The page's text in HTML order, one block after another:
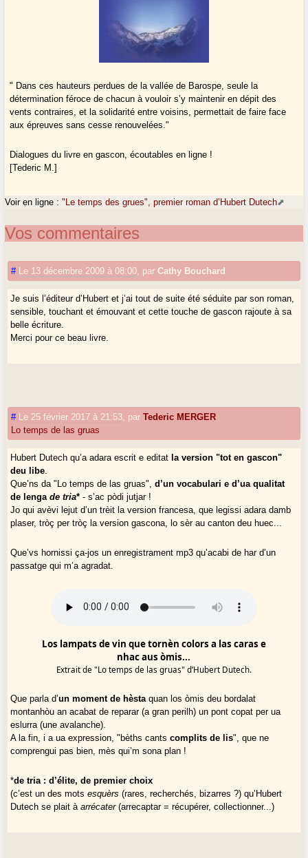
" Dans ces hauteurs perdues de la vallée de Barospe, seule la
détermination féroce de chacun à vouloir s’y maintenir en dépit des
vents contraires, et la solidarité entre voisins, permettait de faire face
aux épreuves sans cesse renouvelées."
Dialogues du livre en gascon, écoutables en ligne !
[Tederic M.]
Voir en ligne :"Le temps des grues", premier roman d’Hubert Dutech
Vos commentaires
# Le 13 décembre 2009 à 08:00 parCathy Bouchard
Je suis l’éditeur d’Hubert et j’ai tout de suite été séduite par son roman,
sensible, touchant et émouvant et cette touche de gascon rajoute à sa
belle écriture.
Merci pour ce beau livre.
# Le 25 février 2017 à 21:53 parTederic MERGER
Lo temps de las gruas
Hubert Dutech qu’a adara escrit e editat la version "tot en gascon"
deu libe
Que’ns da "Lo temps de las gruas",d’un vocabulari e d’ua qualitat
de lengade tria* - s’ac pòdi jutjar !
Jo qui avèvi lejut d’un trèit la version francesa, que legissi adara damb
plaser, tròç per tròç la version gascona, lo sèr au canton deu huec...
Que’vs hornissi ça-jos un enregistrament mp3 qu’acabi de har d’un
passatge qui m’a agradat.
Los lampats de vin que tornèn colors a las caras e
nhac aus òmis...
Extrait de "Lo temps de las gruas" d’Hubert Dutech.
Que parla d’un moment de hèsta quan los òmis deu bordalat
montanhòu an acabat de reparar (a gran perilh) un pont copat per ua
eslurra (une avalanche).
A la fin, i a ua expression, "bèths cantscomplits de lis", que ne
comprengui pas bien, mès qui’m sona plan !
*de tria : d’élite, de premier choix
(c’est un des motsesquèrs (rares, recherchés, bizarres ?) qu’Hubert
Dutech se plait àarrécater(arrecaptar = récupérer, collectionner...)